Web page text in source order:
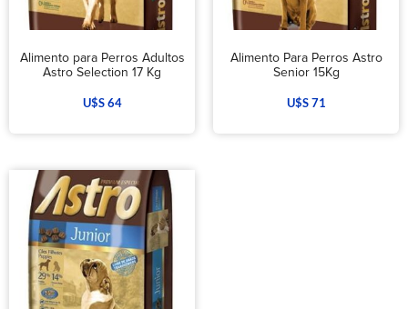
Alimento para Perros Adultos
Astro Selection 17 Kg
U$S64
Alimento Para Perros Astro
Senior 15Kg
U$S71